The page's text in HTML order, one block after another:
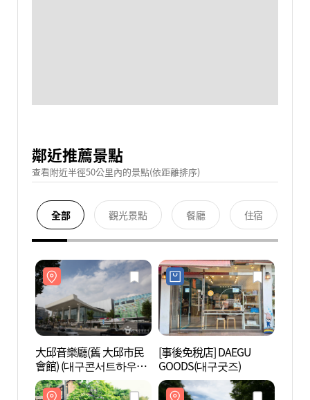
鄰近推薦景點
查看附近半徑50公里內的景點(依距離排序)
全部 觀光景點 餐廳 住宿
大邱音樂廳(舊 大邱市民
會館) (대구콘서트하우스
(구.대구시민회관))
[事後免稅店] DAEGU
GOODS(대구굿즈)